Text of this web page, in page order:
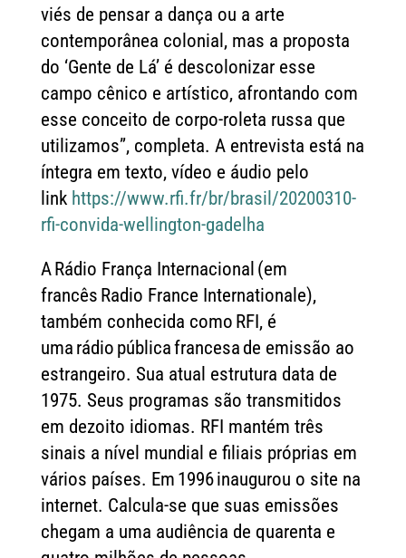
viés de pensar a dança ou a arte
contemporânea colonial, mas a proposta
do ‘Gente de Lá’ é descolonizar esse
campo cênico e artístico, afrontando com
esse conceito de corpo-roleta russa que
utilizamos”, completa. A entrevista está na
íntegra em texto, vídeo e áudio pelo
link https://www.rfi.fr/br/brasil/20200310-
rfi-convida-wellington-gadelha
A Rádio França Internacional (em
francês Radio France Internationale),
também conhecida como RFI, é
uma rádio pública francesa de emissão ao
estrangeiro. Sua atual estrutura data de
1975. Seus programas são transmitidos
em dezoito idiomas. RFI mantém três
sinais a nível mundial e filiais próprias em
vários países. Em 1996 inaugurou o site na
internet. Calcula-se que suas emissões
chegam a uma audiência de quarenta e